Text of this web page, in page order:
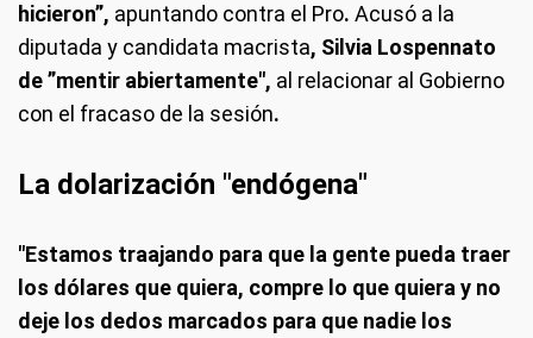
hicieron”, apuntando contra el Pro. Acusó a la
diputada y candidata macrista, Silvia Lospennato
de ”mentir abiertamente", al relacionar al Gobierno
con el fracaso de la sesión.
La dolarización "endógena"
"Estamos traajando para que la gente pueda traer
los dólares que quiera, compre lo que quiera y no
deje los dedos marcados para que nadie los